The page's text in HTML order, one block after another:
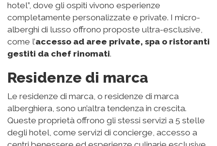
hotel”, dove gli ospiti vivono esperienze
completamente personalizzate e private. I micro-
alberghi di lusso offrono proposte ultra-esclusive,
come l’accesso ad aree private, spa o ristoranti
gestiti da chef rinomati.
Residenze di marca
Le residenze di marca, o residenze di marca
alberghiera, sono un’altra tendenza in crescita.
Queste proprietà offrono gli stessi servizi a 5 stelle
degli hotel, come servizi di concierge, accesso a